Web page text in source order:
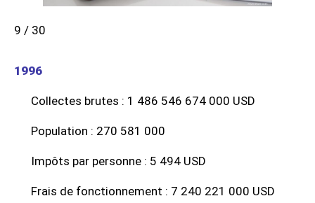
9 / 30
1996
Collectes brutes : 1 486 546 674 000 USD
Population : 270 581 000
Impôts par personne : 5 494 USD
Frais de fonctionnement : 7 240 221 000 USD